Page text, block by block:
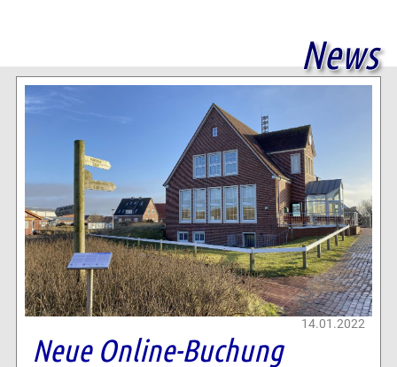
News
14.01.2022
Neue Online-Buchung